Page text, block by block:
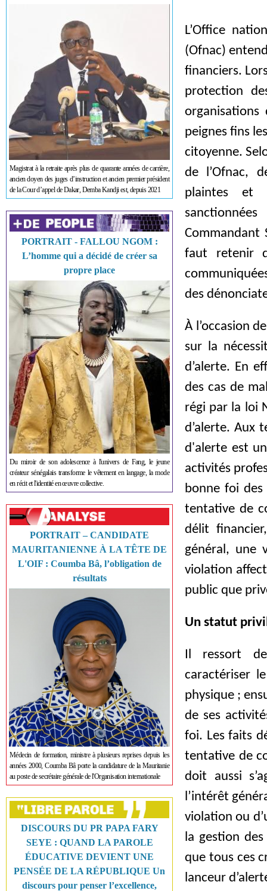
Magistrat à la retraite après plus de quarante années de carrière,
ancien doyen des juges d’instruction et ancien premier président
de la Cour d’appel de Dakar, Demba Kandji est, depuis 2021
PORTRAIT - FALLOU NGOM :
L’homme qui a décidé de créer sa
propre place
Du miroir de son adolescence à l'univers de Fang, le jeune
créateur sénégalais transforme le vêtement en langage, la mode
en récit et l'identité en œuvre collective.
PORTRAIT – CANDIDATE
MAURITANIENNE À LA TÊTE DE
L'OIF : Coumba Bâ, l’obligation de
résultats
Médecin de formation, ministre à plusieurs reprises depuis les
années 2000, Coumba Bâ porte la candidature de la Mauritanie
au poste de secrétaire générale de l'Organisation internationale
DISCOURS DU PR PAPA FARY
SEYE : QUAND LA PAROLE
ÉDUCATIVE DEVIENT UNE
PENSÉE DE LA RÉPUBLIQUE Un
discours pour penser l’excellence,
L’Office
(Ofnac)
financiers.
protection
peignes fins
citoyenne.
de l’Ofnac,
plaintes et
Commandant
faut retenir
des
À l’occasion
sur la
d’alerte. En
des cas de
régi par la loi
d’alerte. Aux
d'alerte est
activités
bonne foi
tentative de
délit
général, une
violation
public que
Un statut
Il ressort
caractériser
physique ;
de ses
foi. Les faits
tentative de
doit aussi
l’intérêt
violation ou
la gestion
que tous ces
lanceur